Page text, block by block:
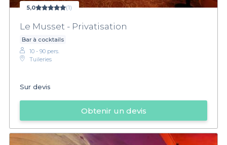
5,0 (1)
Le Musset - Privatisation
Bar à cocktails
10 - 90 pers.
Tuileries
Sur devis
Obtenir un devis